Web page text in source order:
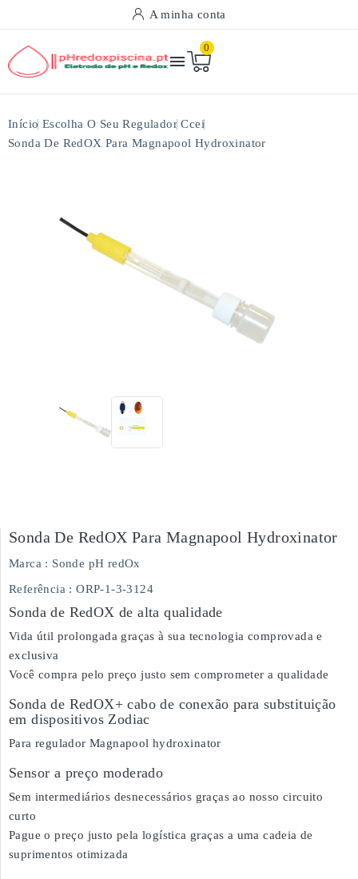
A minha conta

0
Início Escolha O Seu Regulador Ccei
Sonda De RedOX Para Magnapool Hydroxinator
Sonda De RedOX Para Magnapool Hydroxinator
Marca : Sonde pH redOx
Referência : ORP-1-3-3124
Sonda de RedOX de alta qualidade
Vida útil prolongada graças à sua tecnologia comprovada e
exclusiva
Você compra pelo preço justo sem comprometer a qualidade
Sonda de RedOX+ cabo de conexão para substituição
em dispositivos Zodiac
Para regulador Magnapool hydroxinator
Sensor a preço moderado
Sem intermediários desnecessários graças ao nosso circuito
curto
Pague o preço justo pela logística graças a uma cadeia de
suprimentos otimizada